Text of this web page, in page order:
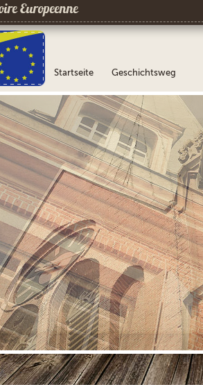
Europeenne
Startseite Geschichtsweg